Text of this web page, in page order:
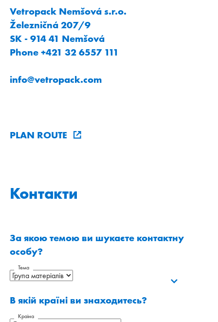
Vetropack Nemšová s.r.o.
Železničná 207/9
SK - 914 41 Nemšová
Phone +421 32 6557 111
info@vetropack.com
PLAN ROUTE
Контакти
За якою темою ви шукаєте контактну
особу?
Тема
В якій країні ви знаходитесь?
Країна